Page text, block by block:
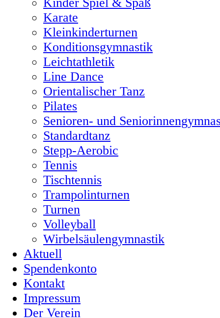
Karate
Kleinkinderturnen
Konditionsgymnastik
Leichtathletik
Line Dance
Orientalischer Tanz
Pilates
Senioren- und
Standardtanz
Stepp-Aerobic
Tennis
Tischtennis
Trampolinturnen
Turnen
Volleyball
Wirbelsäulengymnastik
Aktuell
Spendenkonto
Kontakt
Impressum
Der Verein